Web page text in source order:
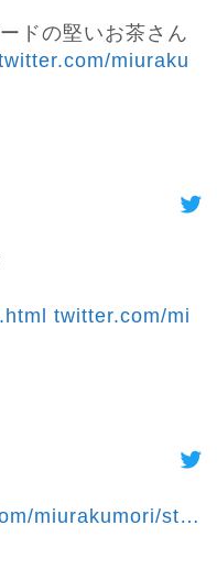
ドの堅いお茶さん
miuraku
twitter.com/mi
miurakumori/st…